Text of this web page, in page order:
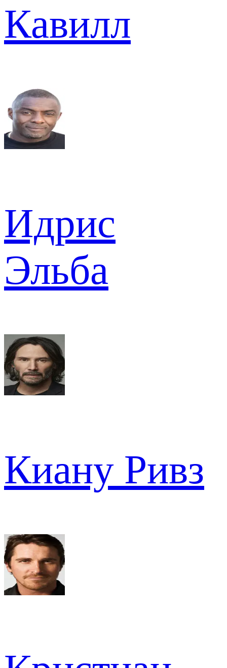
Кавилл
Идрис
Эльба
Киану Ривз